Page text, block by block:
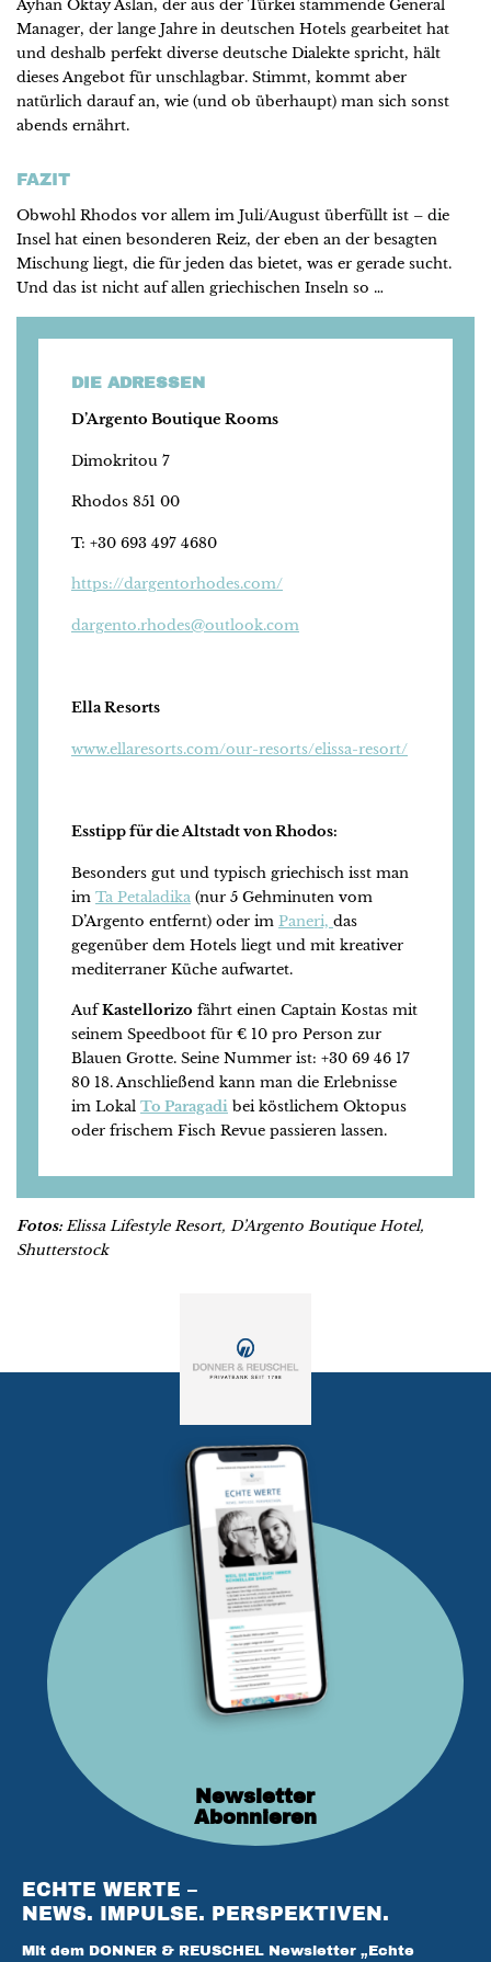
Ayhan Oktay Aslan, der aus der Türkei stammende General
Manager, der lange Jahre in deutschen Hotels gearbeitet hat
und deshalb perfekt diverse deutsche Dialekte spricht, hält
dieses Angebot für unschlagbar. Stimmt, kommt aber
natürlich darauf an, wie (und ob überhaupt) man sich sonst
abends ernährt.
FAZIT
Obwohl Rhodos vor allem im Juli/August überfüllt ist – die
Insel hat einen besonderen Reiz, der eben an der besagten
Mischung liegt, die für jeden das bietet, was er gerade sucht.
Und das ist nicht auf allen griechischen Inseln so …
DIE ADRESSEN
D’Argento Boutique Rooms
Dimokritou 7
Rhodos 851 00
T: +30 693 497 4680
https://dargentorhodes.com/
dargento.rhodes@outlook.com
Ella Resorts
www.ellaresorts.com/our-resorts/elissa-resort/
Esstipp für die Altstadt von Rhodos:
Besonders gut und typisch griechisch isst man
im Ta Petaladika (nur 5 Gehminuten vom
D’Argento entfernt) oder im Paneri, das
gegenüber dem Hotels liegt und mit kreativer
mediterraner Küche aufwartet.
AufKastellorizo fährt einen Captain Kostas mit
seinem Speedboot für € 10 pro Person zur
Blauen Grotte. Seine Nummer ist: +30 69 46 17
80 18. Anschließend kann man die Erlebnisse
im Lokal To Paragadi bei köstlichem Oktopus
oder frischem Fisch Revue passieren lassen.
Fotos:Elissa Lifestyle Resort, D’Argento Boutique Hotel,
Shutterstock
ECHTE WERTE –
NEWS. IMPULSE. PERSPEKTIVEN.
Mit dem DONNER & REUSCHEL Newsletter „Echte
Newsletter
Abonnieren